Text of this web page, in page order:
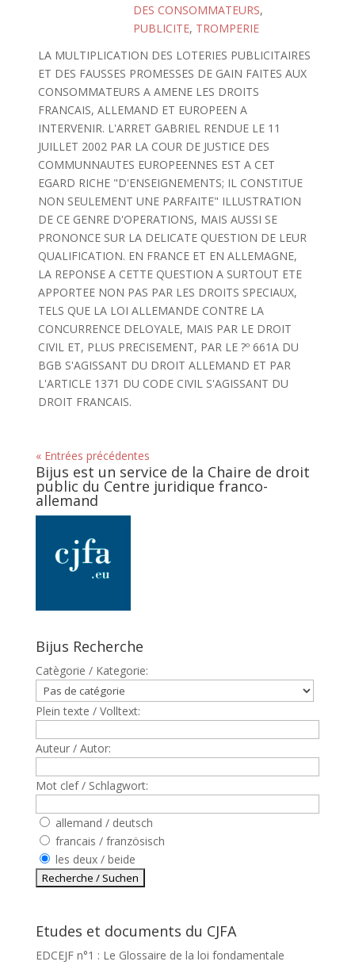
DES CONSOMMATEURS,
PUBLICITE, TROMPERIE
LA MULTIPLICATION DES LOTERIES PUBLICITAIRES
ET DES FAUSSES PROMESSES DE GAIN FAITES AUX
CONSOMMATEURS A AMENE LES DROITS
FRANCAIS, ALLEMAND ET EUROPEEN A
INTERVENIR. L'ARRET GABRIEL RENDUE LE 11
JUILLET 2002 PAR LA COUR DE JUSTICE DES
COMMUNNAUTES EUROPEENNES EST A CET
EGARD RICHE "D'ENSEIGNEMENTS; IL CONSTITUE
NON SEULEMENT UNE PARFAITE" ILLUSTRATION
DE CE GENRE D'OPERATIONS, MAIS AUSSI SE
PRONONCE SUR LA DELICATE QUESTION DE LEUR
QUALIFICATION. EN FRANCE ET EN ALLEMAGNE,
LA REPONSE A CETTE QUESTION A SURTOUT ETE
APPORTEE NON PAS PAR LES DROITS SPECIAUX,
TELS QUE LA LOI ALLEMANDE CONTRE LA
CONCURRENCE DELOYALE, MAIS PAR LE DROIT
CIVIL ET, PLUS PRECISEMENT, PAR LE ?º 661A DU
BGB S'AGISSANT DU DROIT ALLEMAND ET PAR
L'ARTICLE 1371 DU CODE CIVIL S'AGISSANT DU
DROIT FRANCAIS.
« Entrées précédentes
Bijus est un service de la Chaire de droit
public du Centre juridique franco-
allemand
Bijus Recherche
Catègorie / Kategorie:
Plein texte / Volltext:
Auteur / Autor:
Mot clef / Schlagwort:
allemand / deutsch
francais / französisch
les deux / beide
Etudes et documents du CJFA
EDCEJF n°1 : Le Glossaire de la loi fondamentale